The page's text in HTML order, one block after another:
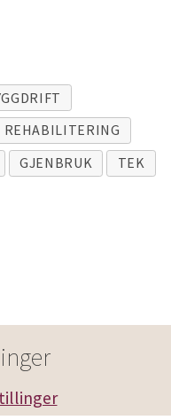
REHABILITERING
GJENBRUK
TEK